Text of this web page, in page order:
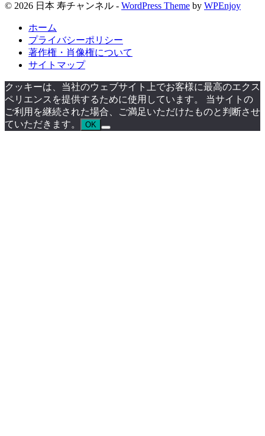
© 2026 日本 寿チャンネル - WordPress Theme by WPEnjoy
ホーム
プライバシーポリシー
著作権・肖像権について
サイトマップ
クッキーは、当社のウェブサイト上でお客様に最高のエクス
ペリエンスを提供するために使用しています。 当サイトの
ご利用を継続された場合、ご満足いただけたものと判断させ
ていただきます。
OK